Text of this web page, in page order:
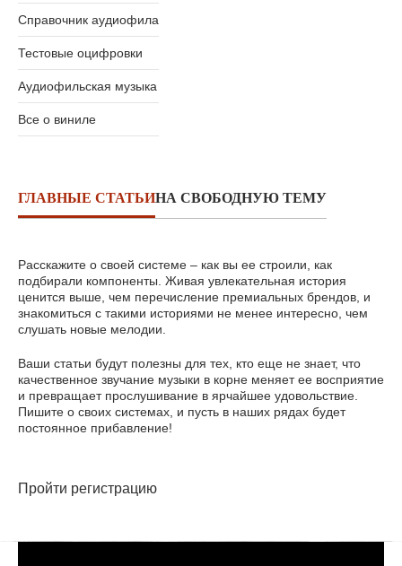
Справочник аудиофила
Тестовые оцифровки
Аудиофильская музыка
Все о виниле
ГЛАВНЫЕ СТАТЬИНА СВОБОДНУЮ ТЕМУ
Расскажите о своей системе – как вы ее строили, как
подбирали компоненты. Живая увлекательная история
ценится выше, чем перечисление премиальных брендов, и
знакомиться с такими историями не менее интересно, чем
слушать новые мелодии.
Ваши статьи будут полезны для тех, кто еще не знает, что
качественное звучание музыки в корне меняет ее восприятие
и превращает прослушивание в ярчайшее удовольствие.
Пишите о своих системах, и пусть в наших рядах будет
постоянное прибавление!
Пройти регистрацию